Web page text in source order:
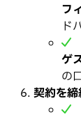
フ
ド
ゲ
の
契約を